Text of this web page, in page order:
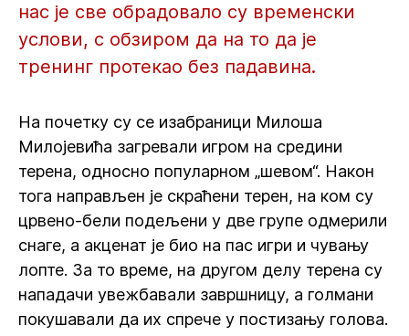
нас је све обрадовало су временски
услови, с обзиром да на то да је
тренинг протекао без падавина.
На почетку су се изабраници Милоша
Милојевића загревали игром на средини
терена, односно популарном „шевом“. Након
тога направљен је скраћени терен, на ком су
црвено-бели подељени у две групе одмерили
снаге, а акценат је био на пас игри и чувању
лопте. За то време, на другом делу терена су
нападачи увежбавали завршницу, а голмани
покушавали да их спрече у постизању голова.